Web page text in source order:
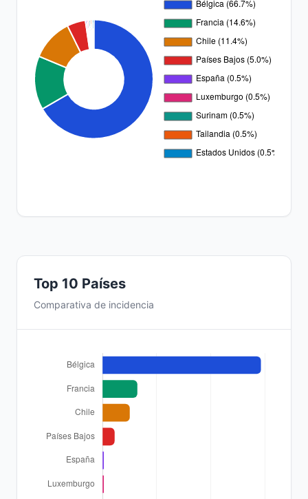
Top 10 Países
Comparativa de incidencia